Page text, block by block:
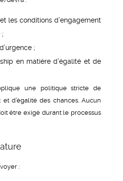
les conditions d’engagement
;
en matière d’égalité et de
une politique stricte de
d’égalité des chances. Aucun
être exigé durant le processus
: